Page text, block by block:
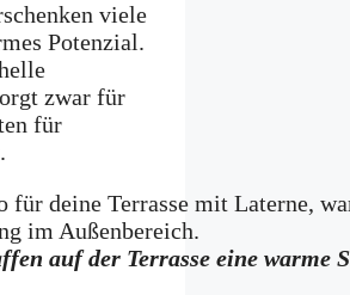
viele
Potenzial.
zwar für
für
auf der Terrasse eine warme